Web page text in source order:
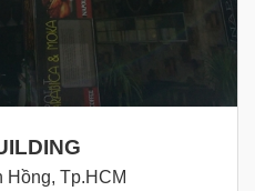
Tp.HCM